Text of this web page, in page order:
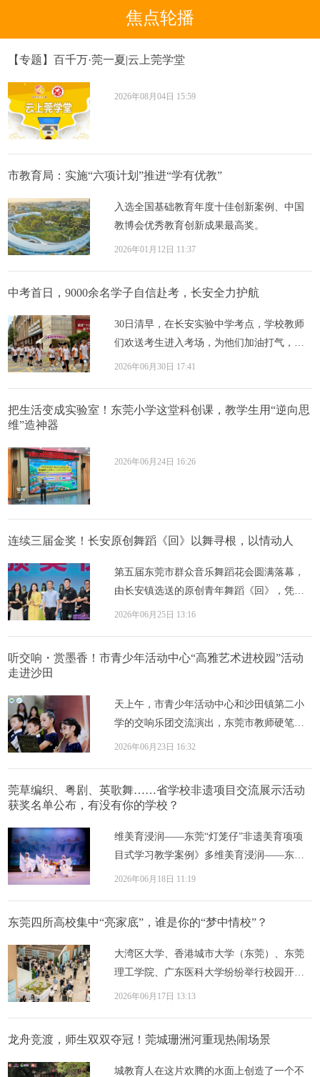
焦点轮播
【专题】百千万·莞一夏|云上莞学堂
2026年08月04日 15:59
市教育局：实施“六项计划”推进“学有优教”
入选全国基础教育年度十佳创新案例、中国
教博会优秀教育创新成果最高奖。
2026年01月12日 11:37
中考首日，9000余名学子自信赴考，长安全力护航
30日清早，在长安实验中学考点，学校教师
们欢送考生进入考场，为他们加油打气，祝
愿考生旗开得胜，努力取得好成绩。在长安
2026年06月30日 17:41
把生活变成实验室！东莞小学这堂科创课，教学生用“逆向思
维”造神器
2026年06月24日 16:26
连续三届金奖！长安原创舞蹈《回》以舞寻根，以情动人
第五届东莞市群众音乐舞蹈花会圆满落幕，
由长安镇选送的原创青年舞蹈《回》，凭借
精巧的编排、精湛的演绎与鲜明的艺术特
2026年06月25日 13:16
听交响・赏墨香！市青少年活动中心“高雅艺术进校园”活动
走进沙田
天上午，市青少年活动中心和沙田镇第二小
学的交响乐团交流演出，东莞市教师硬笔书
法获奖作品展、东莞市中小学生临书大赛获
2026年06月23日 16:32
莞草编织、粤剧、英歌舞……省学校非遗项目交流展示活动
获奖名单公布，有没有你的学校？
维美育浸润——东莞“灯笼仔”非遗美育项项
目式学习教学案例》多维美育浸润——东
莞“灯笼仔”非遗美育项项目式学习教学案
2026年06月18日 11:19
东莞四所高校集中“亮家底”，谁是你的“梦中情校”？
大湾区大学、香港城市大学（东莞）、东莞
理工学院、广东医科大学纷纷举行校园开放
日、招生政策说明会。作为一所新型研究型
2026年06月17日 13:13
龙舟竞渡，师生双双夺冠！莞城珊洲河重现热闹场景
城教育人在这片欢腾的水面上创造了一个不